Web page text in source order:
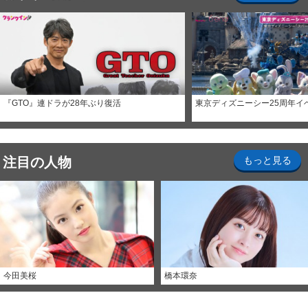
『GTO』連ドラが28年ぶり復活 東京ディズニーシー25周年イ
注目の人物 もっと見る
今田美桜 橋本環奈